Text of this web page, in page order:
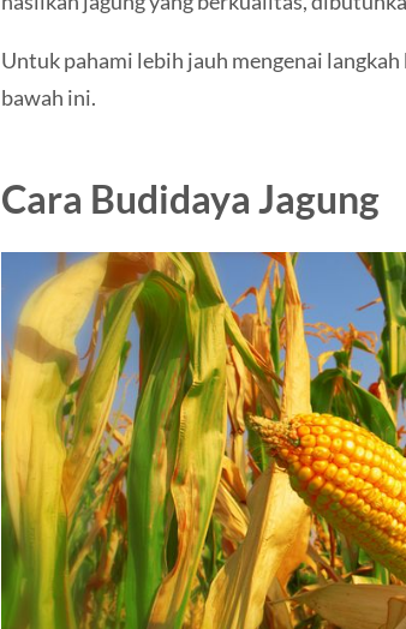
Untuk pahami lebih jauh mengenai
bawah ini.
Cara Budidaya Jagung